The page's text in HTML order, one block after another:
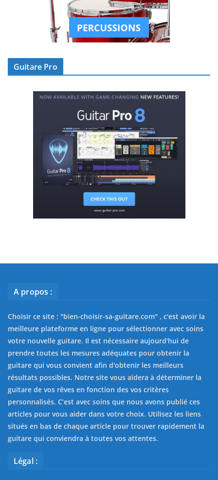
Guitare Pro
A propos :
Choisir ce site : "bien-choisir-sa-guitare.com" , c'est avoir la
meilleure plateforme en ligne pour sélectionner avec soins
votre nouvelle guitare. Il est nécessaire aujourd'hui de
prendre toutes les mesures adéquates pour obtenir la
guitare qui vous convient afin d'obtenir les meilleurs
résultats possibles. Notre site vous aidera à déterminer la
guitare de vos rêves en fonction des vos critères
personnalisés. C’est avec soins que nous avons publié ces
articles pour vous aider dans votre choix. Utilisez les liens
situés en bas de chaque article pour trouver rapidement la
guitare qui conviendra à toutes vos attentes.
Légal :